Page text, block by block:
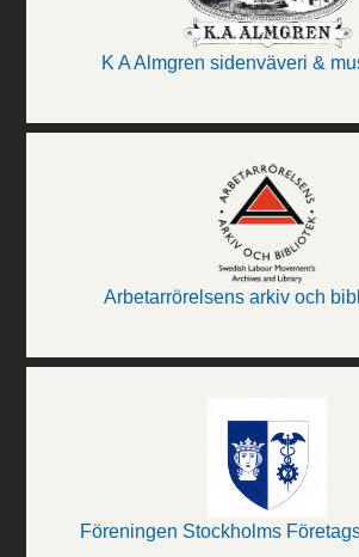
K A Almgren sidenväveri &
Arbetarrörelsens arkiv och
Föreningen Stockholms